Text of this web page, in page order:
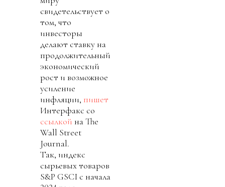
свидетельствует о
том, что
инвесторы
делают ставку на
продолжительный
экономический
рост и возможное
усиление
инфляции, пишет
Интерфакс со
ссылкой на The
Wall Street
Journal.
Так, индекс
сырьевых товаров
S&P GSCI с начала